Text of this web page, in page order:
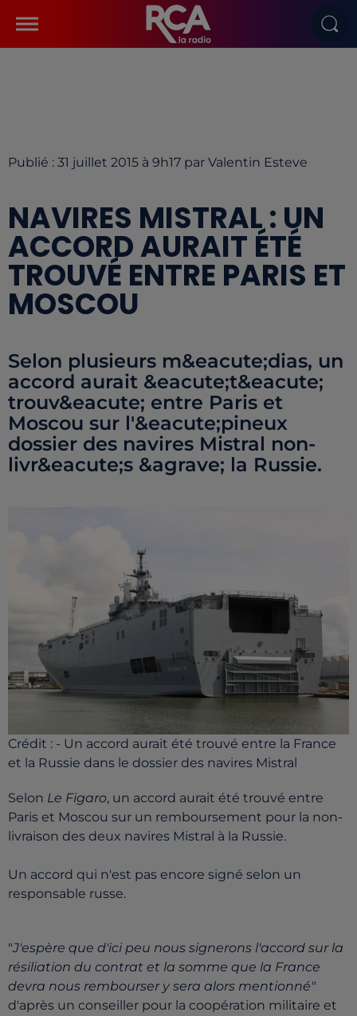
Publié : 31 juillet 2015 à 9h17 par Valentin Esteve
NAVIRES MISTRAL : UN
ACCORD AURAIT ÉTÉ
TROUVÉ ENTRE PARIS ET
MOSCOU
Selon plusieurs m&eacute;dias, un
accord aurait &eacute;t&eacute;
trouv&eacute; entre Paris et
Moscou sur l'&eacute;pineux
dossier des navires Mistral non-
livr&eacute;s &agrave; la Russie.
Crédit : - Un accord aurait été trouvé entre la France
et la Russie dans le dossier des navires Mistral
Selon Le Figaro, un accord aurait été trouvé entre
Paris et Moscou sur un remboursement pour la non-
livraison des deux navires Mistral à la Russie.
Un accord qui n'est pas encore signé selon un
responsable russe.
"J'espère que d'ici peu nous signerons l'accord sur la
résiliation du contrat et la somme que la France
devra nous rembourser y sera alors mentionné"
d'après un conseiller pour la coopération militaire et